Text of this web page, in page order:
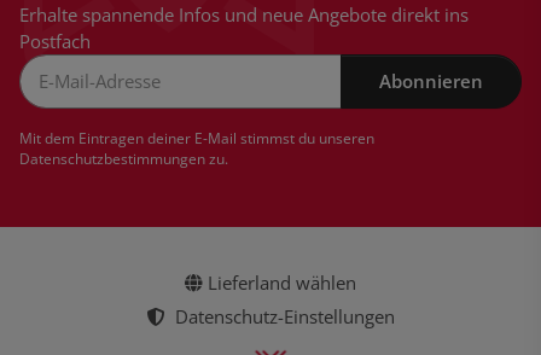
Erhalte spannende Infos und neue Angebote direkt ins
Postfach
Abonnieren
Mit dem Eintragen deiner E-Mail stimmst du unseren
Datenschutzbestimmungenzu.
Lieferland wählen
Datenschutz-Einstellungen